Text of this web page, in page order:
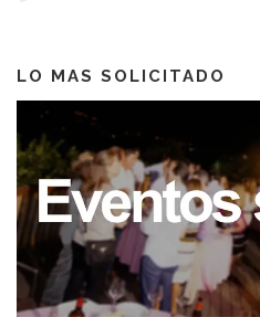
LO MAS SOLICITADO